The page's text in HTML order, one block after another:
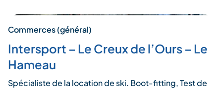
Commerces (général)
Intersport – Le Creux de l’Ours – Le
Hameau
Spécialiste de la location de ski. Boot-fitting, Test de